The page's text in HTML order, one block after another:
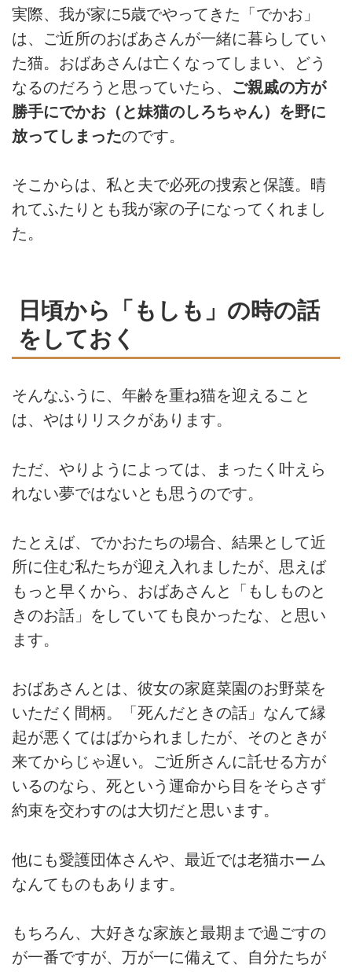
実際、我が家に5歳でやってきた「でかお」
は、ご近所のおばあさんが一緒に暮らしてい
た猫。おばあさんは亡くなってしまい、どう
なるのだろうと思っていたら、 ご親戚の方が
勝手にでかお（と妹猫のしろちゃん）を野に
放ってしまったのです。
そこからは、私と夫で必死の捜索と保護。晴
れてふたりとも我が家の子になってくれまし
た。
日頃から「もしも」の時の話
をしておく
そんなふうに、年齢を重ね猫を迎えること
は、やはりリスクがあります。
ただ、やりようによっては、まったく叶えら
れない夢ではないとも思うのです。
たとえば、でかおたちの場合、結果として近
所に住む私たちが迎え入れましたが、思えば
もっと早くから、おばあさんと「もしものと
きのお話」をしていても良かったな、と思い
ます。
おばあさんとは、彼女の家庭菜園のお野菜を
いただく間柄。「死んだときの話」なんて縁
起が悪くてはばかられましたが、そのときが
来てからじゃ遅い。ご近所さんに託せる方が
いるのなら、死という運命から目をそらさず
約束を交わすのは大切だと思います。
他にも愛護団体さんや、最近では老猫ホーム
なんてものもあります。
もちろん、大好きな家族と最期まで過ごすの
が一番ですが、万が一に備えて、自分たちが